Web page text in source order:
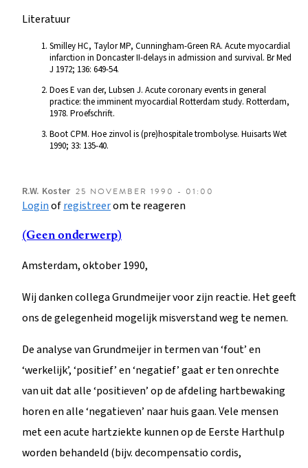
Literatuur
Smilley HC, Taylor MP, Cunningham-Green RA. Acute myocardial
infarction in Doncaster II-delays in admission and survival. Br Med
J 1972; 136: 649-54.
Does E van der, Lubsen J. Acute coronary events in general
practice: the imminent myocardial Rotterdam study. Rotterdam,
1978. Proefschrift.
Boot CPM. Hoe zinvol is (pre)hospitale trombolyse. Huisarts Wet
1990; 33: 135-40.
R.W. Koster 25 NOVEMBER 1990 - 01:00
Loginofregistreerom te reageren
(Geen onderwerp)
Amsterdam, oktober 1990,
Wij danken collega Grundmeijer voor zijn reactie. Het geeft
ons de gelegenheid mogelijk misverstand weg te nemen.
De analyse van Grundmeijer in termen van ‘fout’ en
‘werkelijk’, ‘positief’ en ‘negatief’ gaat er ten onrechte
van uit dat alle ‘positieven’ op de afdeling hartbewaking
horen en alle ‘negatieven’ naar huis gaan. Vele mensen
met een acute hartziekte kunnen op de Eerste Harthulp
worden behandeld (bijv. decompensatio cordis,